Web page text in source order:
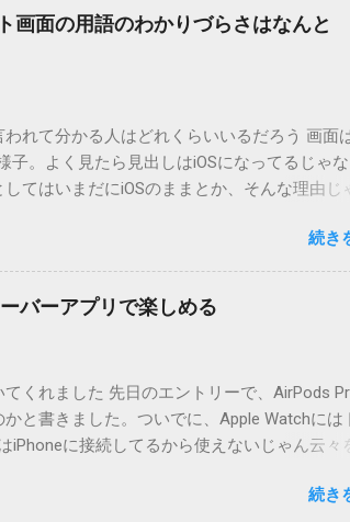
0.3.6までのバージョンに、エントリーが重
のアップデートを強くお勧めしてます。
してください。 （Windowsから解凍したフ
のファイルが含まれていますが、関係ありま
はこちら 。ZIP圧縮してまとめてあります。
チを適用してください。バージョンが古い
以降は、パッチが正常に当てられるかどう
ものか説明し、設置方法は後述します。 使い
カテゴリを、それぞれ<>（半角文字）で囲
前にMTで作っておく必要があります。
があってはいけません。また、<>の中の文
画面の用語のわかりづらさはなんと
れて分かる人はどれくらいいるだろう 画面
子。よく見たら見出しはiOSになってるじゃ
てはいまだにiOSのままとか、そんな理由じ
コンテンツについては、以下のWebサイトを
ィコンテンツ…？ こんなブログをやっている
はここで悩んだ結果、アップデートをしない
トに限らず、分からないけどやってみる人よ
が多いと思います。経験上の感覚ですけれ
ートが未掲載だったりします。（もしかし
デートがある旨のバッヂがつく頃には、ペ
せん） さらにさらに。スクショのiPad OS
CVEの公開エントリがありません。」 もはや
続き
バーアプリで楽しめる
くれました 先日のエントリーで、AirPods
と書きました。ついでに、Apple Watchには
iPhoneに接続してるから使えないじゃん云々
iPhoneにAirPodsを接続した状態で、Apple
続き